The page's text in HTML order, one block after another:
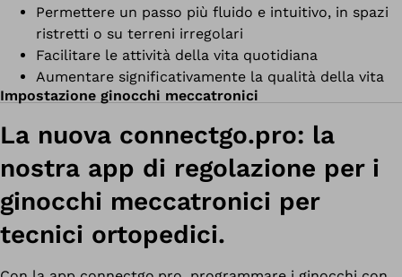
Permettere un passo più fluido e intuitivo, in spazi
ristretti o su terreni irregolari
Facilitare le attività della vita quotidiana
Aumentare significativamente la qualità della vita
Impostazione ginocchi meccatronici
La nuova connectgo.pro: la
nostra app di regolazione per i
ginocchi meccatronici per
tecnici ortopedici.